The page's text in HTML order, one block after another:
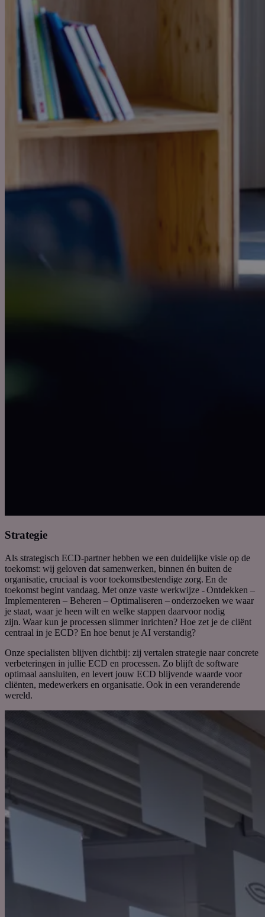
Strategie
Als strategisch ECD-partner hebben we een duidelijke visie op de
toekomst: wij geloven dat samenwerken, binnen én buiten de
organisatie, cruciaal is voor toekomstbestendige zorg. En de
toekomst begint vandaag. Met onze vaste werkwijze -Ontdekken –
Implementeren – Beheren – Optimaliseren –onderzoeken we waar
je staat, waar je heen wilt en welke stappen daarvoor nodig
zijn. Waar kun je processen slimmer inrichten? Hoe zet je de cliënt
centraal in je ECD? En hoe benut je AI verstandig?
Onze specialisten blijven dichtbij: zij vertalen strategie naar concrete
verbeteringen in jullie ECD en processen. Zo blijft de software
optimaal aansluiten, en levert jouw ECD blijvende waarde voor
cliënten, medewerkers en organisatie. Ook in een veranderende
wereld.